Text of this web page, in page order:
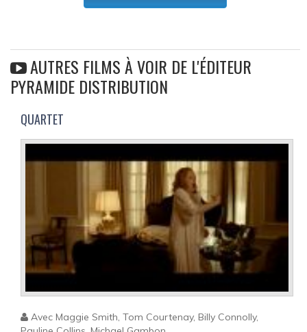
AUTRES FILMS À VOIR DE L'ÉDITEUR
PYRAMIDE DISTRIBUTION
QUARTET
Avec Maggie Smith, Tom Courtenay, Billy Connolly,